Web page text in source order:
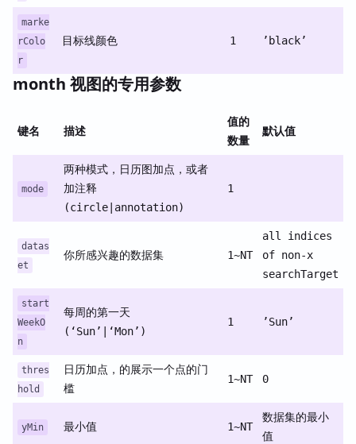
marke
rColo
r
目标线颜色 1 ’black’
month 视图的专用参数
键名 描述
值的
数量
默认值
mode
两种模式，日历图加点，或者
加注释
(circle|annotation)
1
datas
et
你所感兴趣的数据集 1~NT
all indices
of non-x
searchTarget
start
WeekO
n
每周的第一天
(‘Sun’|‘Mon’)
1 ’Sun’
thres
hold
日历加点，的展示一个点的门
槛
1~NT 0
yMin 最小值 1~NT
数据集的最小
值